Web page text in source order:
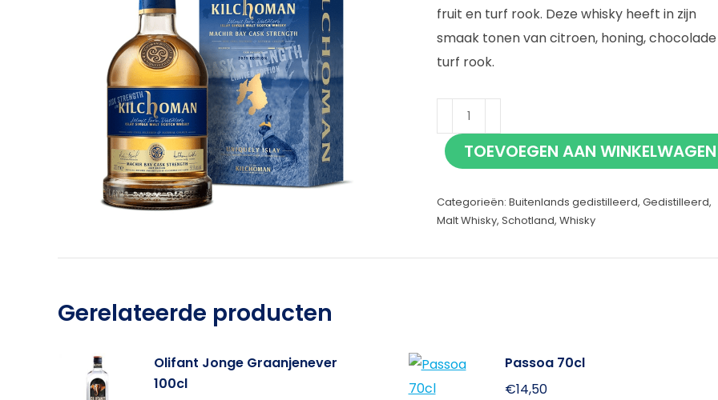
fruit en turf rook. Deze whisky heeft in zijn
smaak tonen van citroen, honing,
turf rook.
Kilchoman
Machir
Bay
Strength
70cl
aantal
TOEVOEGEN AAN WINKELWAGEN
Categorieën: Buitenlands gedistilleerd, Gedistilleerd,
Malt Whisky, Schotland, Whisky
Gerelateerde producten
Olifant Jonge Graanjenever
100cl
Passoa 70cl
€14,50